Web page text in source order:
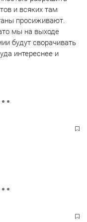
и всяких там
просиживают.
мы на выходе
будут сворачивать
интереснее и